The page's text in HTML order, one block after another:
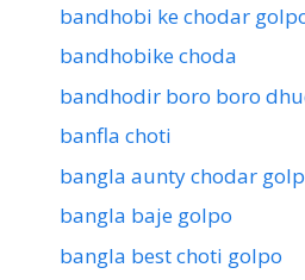
bandhobi ke chodar
bandhobike choda
bandhodir boro boro
banfla choti
bangla aunty chodar
bangla baje golpo
bangla best choti golpo